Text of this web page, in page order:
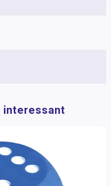
interessant